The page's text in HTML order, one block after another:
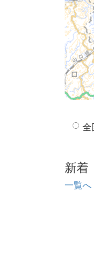
全
新着
一覧へ